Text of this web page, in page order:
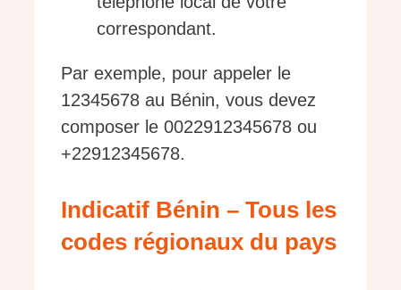
correspondant.
Par exemple, pour appeler le
12345678 au Bénin, vous devez
composer le 0022912345678 ou
+22912345678.
Indicatif Bénin – Tous les
codes régionaux du pays